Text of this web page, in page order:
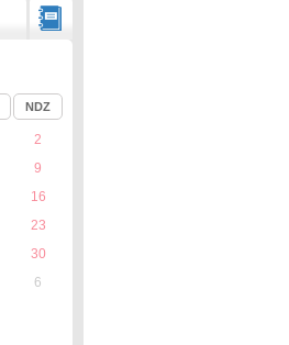
NDZ
2
9
16
23
30
6